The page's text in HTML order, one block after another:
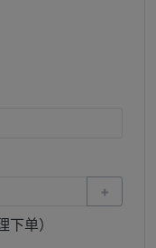
+
下单）